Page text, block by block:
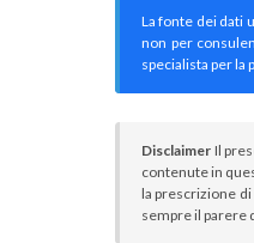
La fonte dei dati
non per
specialista per la
Disclaimer Il
contenute in
la prescrizione
sempre il parere